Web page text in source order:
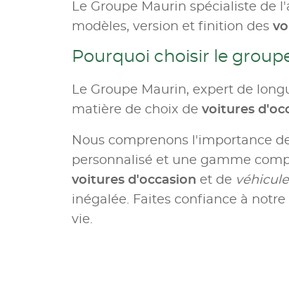
Le Groupe Maurin spécialiste de
modèles, version et finition des
Pourquoi choisir le
Le Groupe Maurin, expert de
matière de choix de voitures
Nous comprenons l'importance
personnalisé et une gamme
voitures d'occasion et de
inégalée. Faites confiance à
vie.